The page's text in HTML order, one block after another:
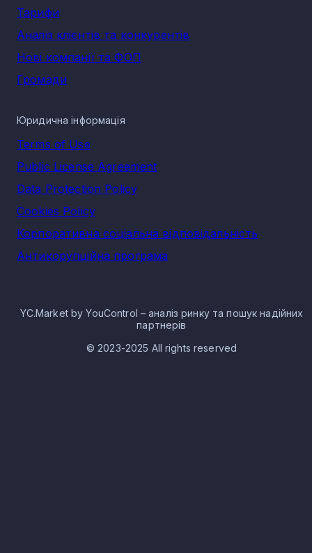
Тарифи
Аналіз клієнтів та конкурентів
Нові компанії та ФОП
Громади
Юридична інформація
Terms of Use
Public License Agreement
Data Protection Policy
Cookies Policy
Корпоративна соціальна відповідальність
Антикорупційна програма
YC.Market by YouControl – аналіз ринку та пошук надійних
партнерів
© 2023-2025 All rights reserved